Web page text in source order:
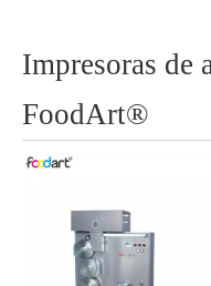
Impresoras de
FoodArt®